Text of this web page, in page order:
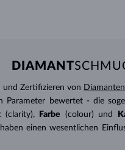
DIAMANT
und Zertifizieren von Diamanten
Parameter bewertet - die
(clarity), Farbe (colour) und
einen wesentlichen